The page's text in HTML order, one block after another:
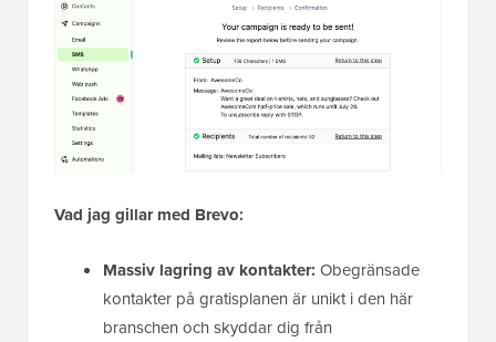
Vad jag gillar med Brevo:
Massiv lagring av kontakter: Obegränsade
kontakter på gratisplanen är unikt i den här
branschen och skyddar dig från